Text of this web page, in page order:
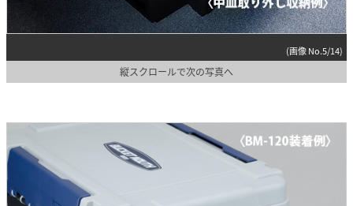
(画像 No.5/14)
縦スクロールで次の写真へ